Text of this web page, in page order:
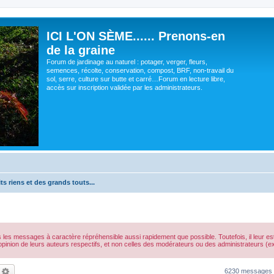
ICI L'ON SÈME...... Prenons-en
de la graine
Forum de jardinage au naturel : potager, verger, fleurs,
semences, récolte, conservation, compost, BRF, non-travail du
sol, serre, culture sur butte et carré…Forum en lecture libre,
accès sur inscription validée par les administrateurs.
riens et des grands touts...
messages à caractère répréhensible aussi rapidement que possible. Toutefois, il leur
de leurs auteurs respectifs, et non celles des modérateurs ou des administrateurs
6230 messages